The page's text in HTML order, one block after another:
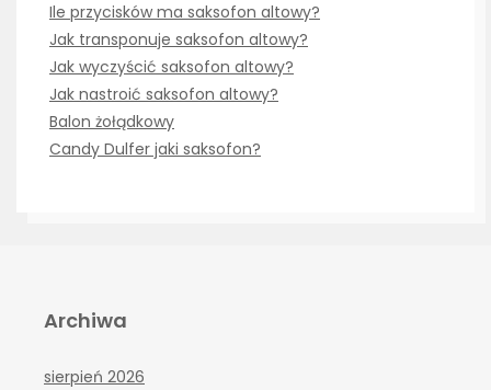
Ile przycisków ma saksofon altowy?
Jak transponuje saksofon altowy?
Jak wyczyścić saksofon altowy?
Jak nastroić saksofon altowy?
Balon żołądkowy
Candy Dulfer jaki saksofon?
Archiwa
sierpień 2026